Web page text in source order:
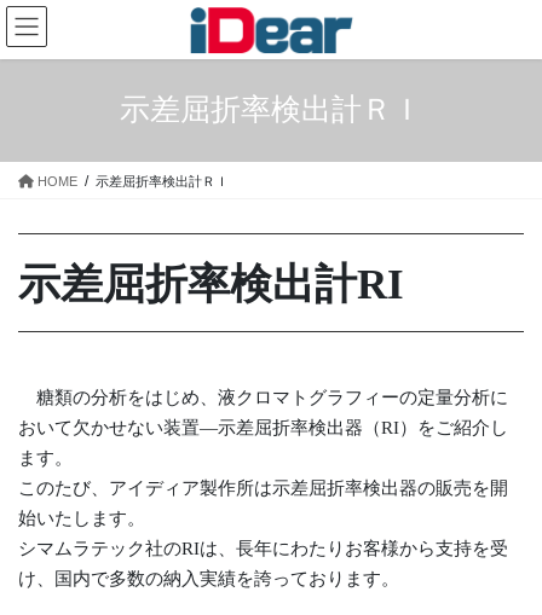
コ
ン
テ
ス
ナ
ビ
ゲ
ン
示差屈折率検出計ＲＩ
HOME 示差屈折率検出計ＲＩ
示差屈折率検出計RI
糖類の分析をはじめ、液クロマトグラフィーの定量分析に
おいて欠かせない装置―示差屈折率検出器（RI）をご紹介し
ます。
このたび、アイディア製作所は示差屈折率検出器の販売を開
始いたします。
シマムラテック社のRIは、長年にわたりお客様から支持を受
け、国内で多数の納入実績を誇っております。